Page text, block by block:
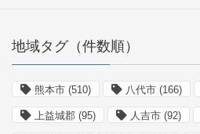
地域タグ（件数順）
熊本市 (510) 八代市 (166)
上益城郡 (95) 人吉市 (92)